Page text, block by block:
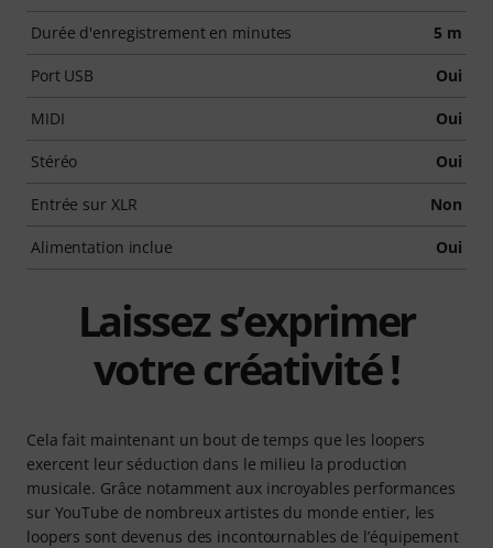
Durée d'enregistrement en minutes 5 m
Port USB Oui
MIDI Oui
Stéréo Oui
Entrée sur XLR Non
Alimentation inclue Oui
Laissez s’exprimer
votre créativité !
Cela fait maintenant un bout de temps que les loopers
exercent leur séduction dans le milieu la production
musicale. Grâce notamment aux incroyables performances
sur YouTube de nombreux artistes du monde entier, les
loopers sont devenus des incontournables de l’équipement